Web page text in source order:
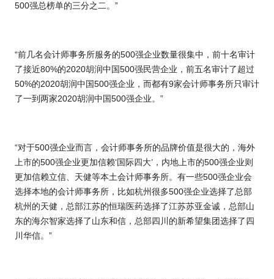
500强总榜单的三分之二。”
“前几名会计师事务所服务的500强企业数量很集中，前十名审计
了接近80%的2020胡润中国500强民营企业，前五名审计了超过
50%的2020胡润中国500强企业，而都有9家会计师事务所只审计
了一到两家2020胡润中国500强企业。”
“对于500强企业而言，会计师事务所的品牌价值是很大的，海外
上市的500强企业更加信赖‘国际四大’，内地上市的500强企业则
更加信赖立信、天健等本土会计师事务所。有一些500强企业会
选择本地的会计师事务所，比如杭州很多500强企业选择了总部
杭州的天健，总部江苏的恒瑞医药选择了江苏苏亚金诚，总部山
东的海尔智家选择了山东和信，总部四川的新希望集团选择了四
川华信。”